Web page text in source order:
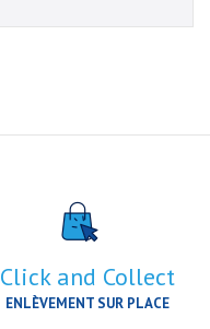
Click and Collect
ENLÈVEMENT SUR PLACE